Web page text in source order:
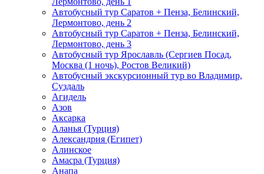
Автобусный тур Саратов + Пенза, Белинский,
Лермонтово, день 2
Автобусный тур Саратов + Пенза, Белинский,
Лермонтово, день 3
Автобусный тур Ярославль (Сергиев Посад,
Москва (1 ночь), Ростов Великий)
Автобусный экскурсионный тур во Владимир,
Суздаль
Агидель
Азов
Аксарка
Аланья (Турция)
Александрия (Египет)
Алинское
Амасра (Турция)
Анапа